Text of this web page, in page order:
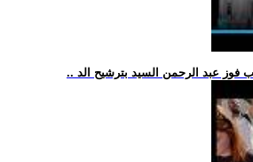
فوز عبد الرحمن السيد بترشيح الد